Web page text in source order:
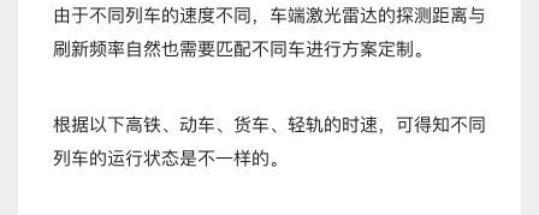
由于不同列车的速度不同，车端激光雷达的探测距离与
刷新频率自然也需要匹配不同车进行方案定制。
根据以下高铁、动车、货车、轻轨的时速，可得知不同
列车的运行状态是不一样的。